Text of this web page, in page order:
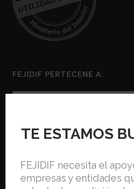
FEJIDIF PERTECENE A:
TE ESTAMOS
FEJIDIF necesita el
empresas y entidades